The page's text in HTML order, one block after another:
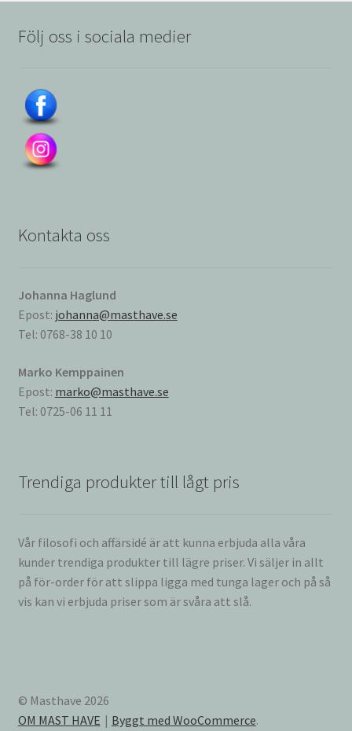
Följ oss i sociala medier
Kontakta oss
Johanna Haglund
Epost: johanna@masthave.se
Tel: 0768-38 10 10
Marko Kemppainen
Epost: marko@masthave.se
Tel: 0725-06 11 11
Trendiga produkter till lågt pris
Vår filosofi och affärsidé är att kunna erbjuda alla våra
kunder trendiga produkter till lägre priser. Vi säljer in allt
på för-order för att slippa ligga med tunga lager och på så
vis kan vi erbjuda priser som är svåra att slå.
© Masthave 2026
OM MAST HAVE
Byggt med WooCommerce.